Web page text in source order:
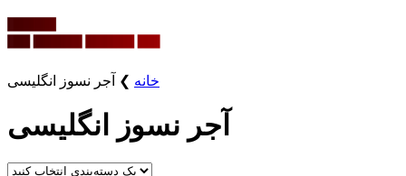
خانه ❯ آجر نسوز انگلیسی
آجر نسوز انگلیسی